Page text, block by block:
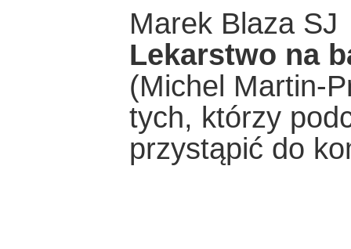
Marek Blaza SJ
Lekarstwo na
(Michel Martin-
tych, którzy
przystąpić do